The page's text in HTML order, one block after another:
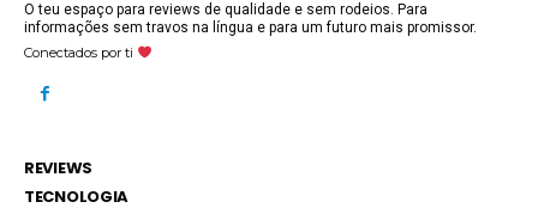
O teu espaço para reviews de qualidade e sem rodeios. Para
informações sem travos na língua e para um futuro mais promissor.
Conectados por ti
REVIEWS
TECNOLOGIA